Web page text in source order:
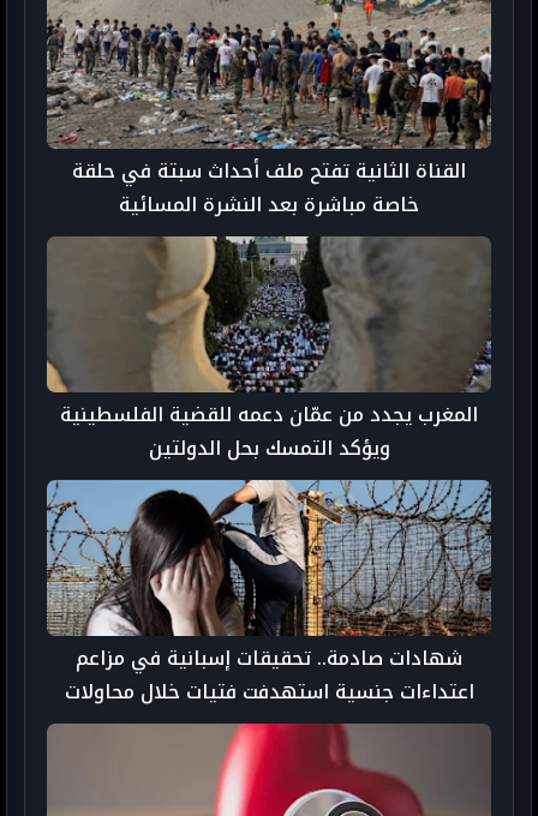
القناة الثانية تفتح ملف أحداث سبتة في حلقة
خاصة مباشرة بعد النشرة المسائية
المغرب يجدد من عمّان دعمه للقضية الفلسطينية
ويؤكد التمسك بحل الدولتين
شهادات صادمة.. تحقيقات إسبانية في مزاعم
اعتداءات جنسية استهدفت فتيات خلال محاولات
الهجرة إلى سبتة